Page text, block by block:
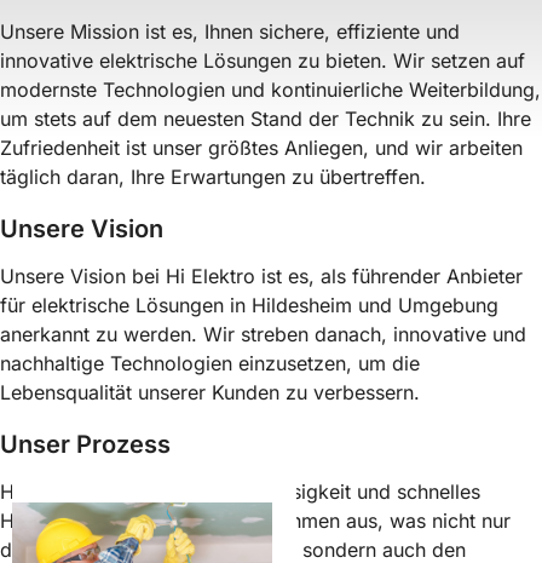
Unsere Mission ist es, Ihnen sichere, effiziente und
innovative elektrische Lösungen zu bieten. Wir setzen auf
modernste Technologien und kontinuierliche Weiterbildung,
um stets auf dem neuesten Stand der Technik zu sein. Ihre
Zufriedenheit ist unser größtes Anliegen, und wir arbeiten
täglich daran, Ihre Erwartungen zu übertreffen.
Unsere Vision
Unsere Vision bei Hi Elektro ist es, als führender Anbieter
für elektrische Lösungen in Hildesheim und Umgebung
anerkannt zu werden. Wir streben danach, innovative und
nachhaltige Technologien einzusetzen, um die
Lebensqualität unserer Kunden zu verbessern.
Unser Prozess
Hohes Qualitätsniveau, Zuverlässigkeit und schnelles
Handeln zeichnet unser Unternehmen aus, was nicht nur
der erfahrenen Geschäftsleitung, sondern auch den